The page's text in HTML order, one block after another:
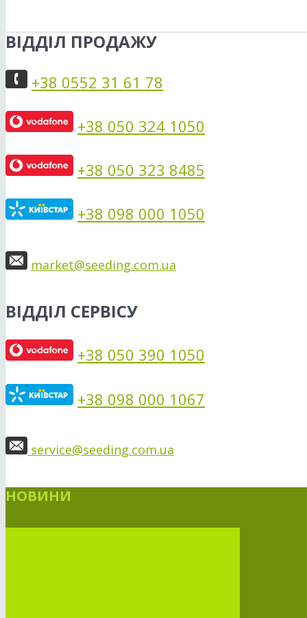
ВІДДІЛ ПРОДАЖУ
+38 0552 31 61 78
+38 050 324 1050
+38 050 323 8485
+38 098 000 1050
market@seeding.com.ua
ВІДДІЛ СЕРВІСУ
+38 050 390 1050
+38 098 000 1067
service@seeding.com.ua
НОВИНИ